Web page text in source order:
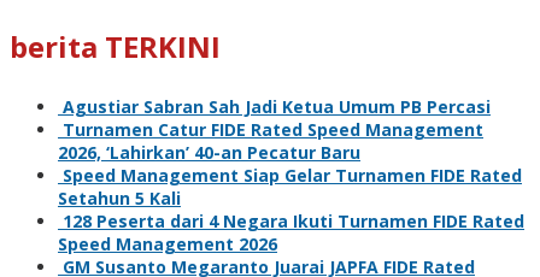
berita TERKINI
Agustiar Sabran Sah Jadi Ketua Umum PB Percasi
Turnamen Catur FIDE Rated Speed Management
2026, ‘Lahirkan’ 40-an Pecatur Baru
Speed Management Siap Gelar Turnamen FIDE Rated
Setahun 5 Kali
128 Peserta dari 4 Negara Ikuti Turnamen FIDE Rated
Speed Management 2026
GM Susanto Megaranto Juarai JAPFA FIDE Rated